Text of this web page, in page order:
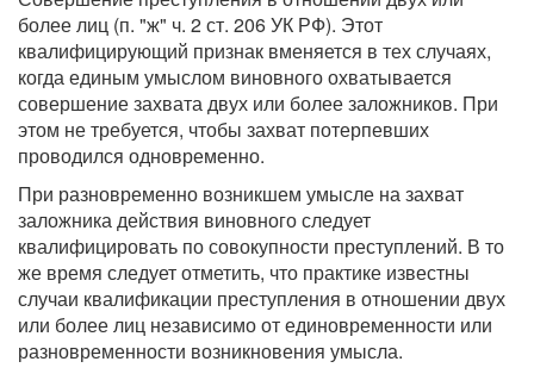
более лиц (п. "ж" ч. 2 ст. 206 УК РФ). Этот
квалифицирующий признак вменяется в тех случаях,
когда единым умыслом виновного охватывается
совершение захвата двух или более заложников. При
этом не требуется, чтобы захват потерпевших
проводился одновременно.
При разновременно возникшем умысле на захват
заложника действия виновного следует
квалифицировать по совокупности преступлений. В то
же время следует отметить, что практике известны
случаи квалификации преступления в отношении двух
или более лиц независимо от единовременности или
разновременности возникновения умысла.